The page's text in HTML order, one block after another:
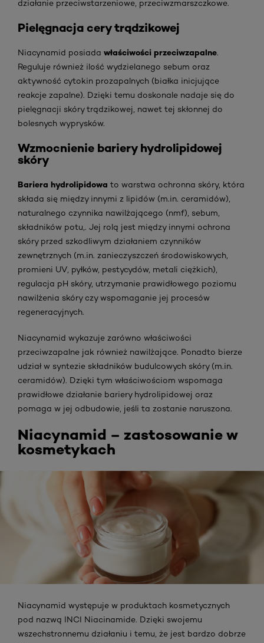
działanie przeciwstarzeniowe, przeciwzmarszczkowe.
Pielęgnacja cery trądzikowej
Niacynamid posiada właściwości przeciwzapalne.
Reguluje również ilość wydzielanego sebum oraz
aktywność cytokin prozapalnych (białka inicjujące
reakcje zapalne). Dzięki temu doskonale nadaje się do
pielęgnacji skóry trądzikowej, nawet tej skłonnej do
bolesnych wyprysków.
Wzmocnienie bariery hydrolipidowej
skóry
Bariera hydrolipidowa to warstwa ochronna skóry, która
składa się między innymi z lipidów (m.in. ceramidów),
naturalnego czynnika nawilżającego (nmf), sebum,
składników potu,. Jej rolą jest między innymi ochrona
skóry przed szkodliwym działaniem czynników
zewnętrznych (m.in. zanieczyszczeń środowiskowych,
promieni UV, pyłków, pestycydów, metali ciężkich),
regulacja pH skóry, utrzymanie prawidłowego poziomu
nawilżenia skóry czy wspomaganie jej procesów
regeneracyjnych.
Niacynamid wykazuje zarówno właściwości
przeciwzapalne jak również nawilżające. Ponadto bierze
udział w syntezie składników budulcowych skóry (m.in.
ceramidów). Dzięki tym właściwościom wspomaga
prawidłowe działanie bariery hydrolipidowej oraz
pomaga w jej odbudowie, jeśli ta zostanie naruszona.
Niacynamid – zastosowanie w
kosmetykach
Niacynamid występuje w produktach kosmetycznych
pod nazwą INCI Niacinamide. Dzięki swojemu
wszechstronnemu działaniu i temu, że jest bardzo dobrze